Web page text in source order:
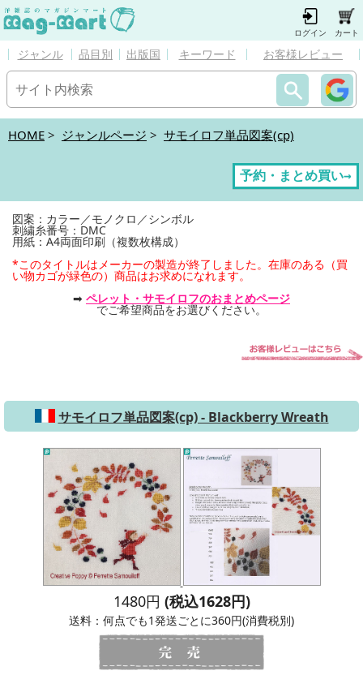
ログイン カート
ジャンル 品目別 出版国 キーワード お客様レビュー
HOME > ジャンルページ > サモイロフ単品図案(cp)
予約・まとめ買い→
図案：カラー／モノクロ／シンボル
刺繍糸番号：DMC
用紙：A4両面印刷（複数枚構成）
*このタイトルはメーカーの製造が終了しました。在庫のある（買
い物カゴが緑色の）商品はお求めになれます。
➡ ペレット・サモイロフのおまとめページ
でご希望商品をお選びください。
サモイロフ単品図案(cp) - Blackberry Wreath
1480円 (税込1628円)
送料：何点でも1発送ごとに360円(消費税別)